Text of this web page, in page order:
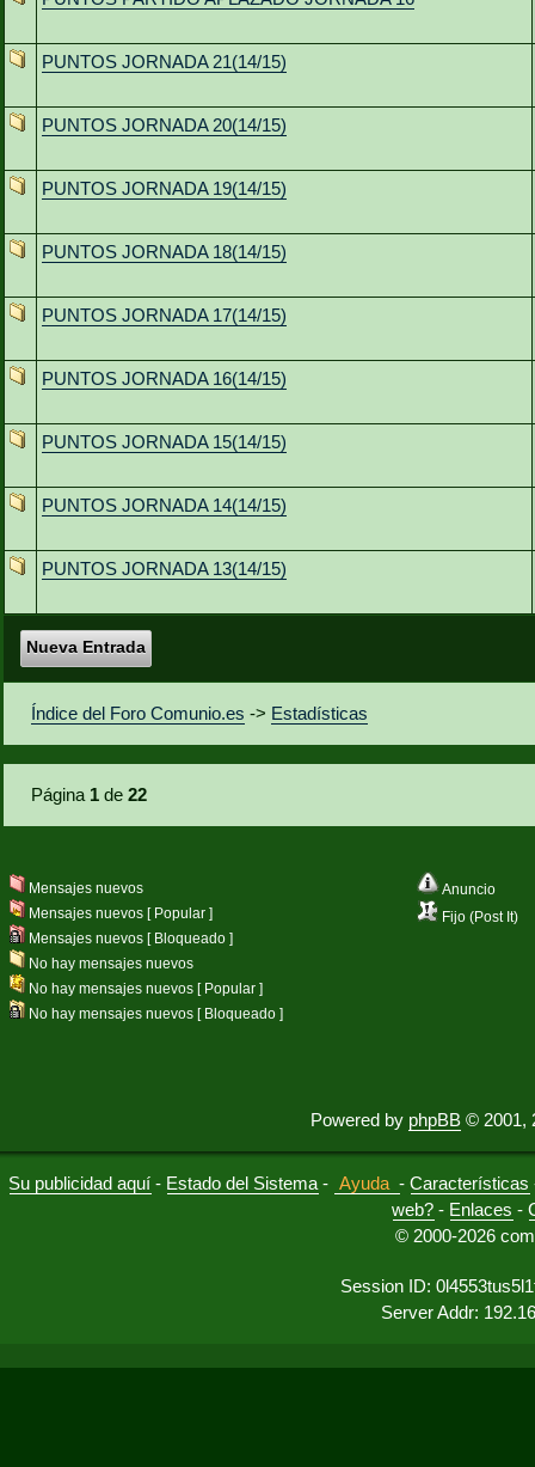
PUNTOS JORNADA 21(14/15)
PUNTOS JORNADA 20(14/15)
PUNTOS JORNADA 19(14/15)
PUNTOS JORNADA 18(14/15)
PUNTOS JORNADA 17(14/15)
PUNTOS JORNADA 16(14/15)
PUNTOS JORNADA 15(14/15)
PUNTOS JORNADA 14(14/15)
PUNTOS JORNADA 13(14/15)
Nueva Entrada
Índice del Foro Comunio.es -> Estadísticas
Página 1 de22
Anuncio
Fijo (Post It)
Mensajes nuevos
Mensajes nuevos [ Popular ]
Mensajes nuevos [ Bloqueado ]
No hay mensajes nuevos
No hay mensajes nuevos [ Popular ]
No hay mensajes nuevos [ Bloqueado ]
Powered by phpBB © 2001,
Su publicidad aquí - Estado del Sistema - Ayuda -Características
web? - Enlaces -
© 2000-2026
Session ID:
Server Addr: